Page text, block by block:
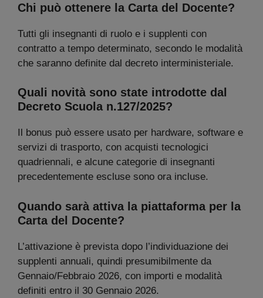
Chi può ottenere la Carta del Docente?
Tutti gli insegnanti di ruolo e i supplenti con
contratto a tempo determinato, secondo le modalità
che saranno definite dal decreto interministeriale.
Quali novità sono state introdotte dal
Decreto Scuola n.127/2025?
Il bonus può essere usato per hardware, software e
servizi di trasporto, con acquisti tecnologici
quadriennali, e alcune categorie di insegnanti
precedentemente escluse sono ora incluse.
Quando sarà attiva la piattaforma per la
Carta del Docente?
L’attivazione è prevista dopo l’individuazione dei
supplenti annuali, quindi presumibilmente da
Gennaio/Febbraio 2026, con importi e modalità
definiti entro il 30 Gennaio 2026.